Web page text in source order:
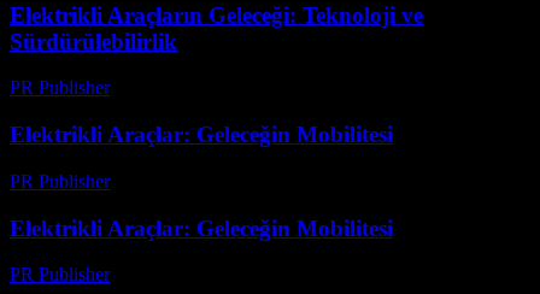
Elektrikli Araçların Geleceği: Teknoloji ve
Sürdürülebilirlik
PR Publisher-
Elektrikli Araçlar: Geleceğin Mobilitesi
PR Publisher-
Elektrikli Araçlar: Geleceğin Mobilitesi
PR Publisher-